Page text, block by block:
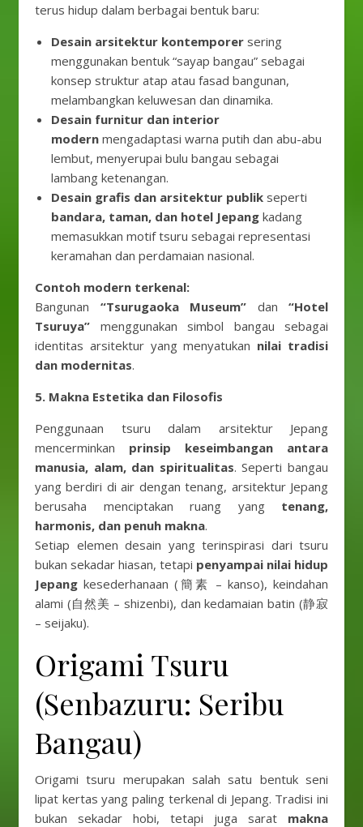
terus hidup dalam berbagai bentuk baru:
Desain arsitektur kontemporer sering
menggunakan bentuk “sayap bangau” sebagai
konsep struktur atap atau fasad bangunan,
melambangkan keluwesan dan dinamika.
Desain furnitur dan interior
modern mengadaptasi warna putih dan abu-abu
lembut, menyerupai bulu bangau sebagai
lambang ketenangan.
Desain grafis dan arsitektur publik seperti
bandara, taman, dan hotel Jepang kadang
memasukkan motif tsuru sebagai representasi
keramahan dan perdamaian nasional.
Contoh modern terkenal:
Bangunan “Tsurugaoka Museum” dan “Hotel
Tsuruya” menggunakan simbol bangau sebagai
identitas arsitektur yang menyatukan nilai tradisi
dan modernitas.
5. Makna Estetika dan Filosofis
Penggunaan tsuru dalam arsitektur Jepang
mencerminkan prinsip keseimbangan antara
manusia, alam, dan spiritualitas. Seperti bangau
yang berdiri di air dengan tenang, arsitektur Jepang
berusaha menciptakan ruang yang tenang,
harmonis, dan penuh makna.
Setiap elemen desain yang terinspirasi dari tsuru
bukan sekadar hiasan, tetapi penyampai nilai hidup
Jepang kesederhanaan (簡素 – kanso), keindahan
alami (自然美 – shizenbi), dan kedamaian batin (静寂
– seijaku).
Origami Tsuru
(Senbazuru: Seribu
Bangau)
Origami tsuru merupakan salah satu bentuk seni
lipat kertas yang paling terkenal di Jepang. Tradisi ini
bukan sekadar hobi, tetapi juga sarat makna